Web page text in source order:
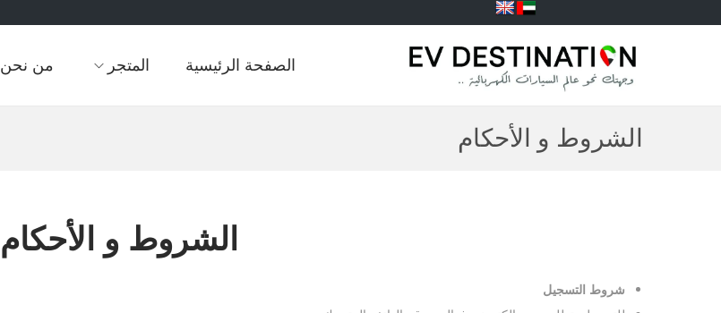
الصفحة الرئيسية المتجر من نحن
الشروط و الأحكام
الشروط و الأحكام
شروط التسجيل